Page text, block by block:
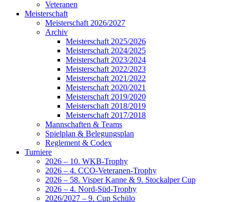
Veteranen
Meisterschaft
Meisterschaft 2026/2027
Archiv
Meisterschaft 2025/2026
Meisterschaft 2024/2025
Meisterschaft 2023/2024
Meisterschaft 2022/2023
Meisterschaft 2021/2022
Meisterschaft 2020/2021
Meisterschaft 2019/2020
Meisterschaft 2018/2019
Meisterschaft 2017/2018
Mannschaften & Teams
Spielplan & Belegungsplan
Reglement & Codex
Turniere
2026 – 10. WKB-Trophy
2026 – 4. CCO-Veteranen-Trophy
2026 – 58. Visper Kanne & 9. Stockalper Cup
2026 – 4. Nord-Süd-Trophy
2026/2027 – 9. Cup Schülo